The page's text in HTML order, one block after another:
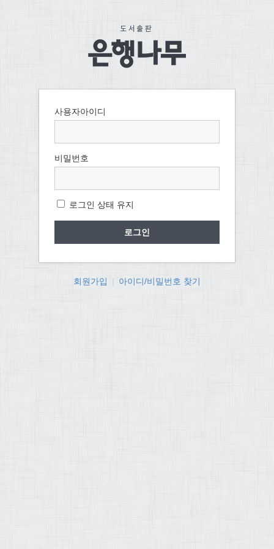
사용자아이디
비밀번호
로그인 상태 유지
회원가입 아이디/비밀번호 찾기